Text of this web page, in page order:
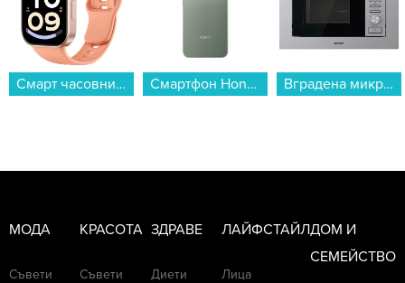
Смарт часовник Xiaomi REDMI WATCH 6 ACTIVE ORANGE BHR09CYGL , 1.85... Смартфон Honor MAGIC8 LITE 5G 256/8 GREEN , 256 GB, 8 GB... Вградена микровълнова фурна Gorenje BM201AG1X , 20 , Електронно...
МОДА
Съвети
КРАСОТА
Съвети
ЗДРАВЕ
Диети
ЛАЙФСТАЙЛ
Лица
ДОМ И
СЕМЕЙСТВО